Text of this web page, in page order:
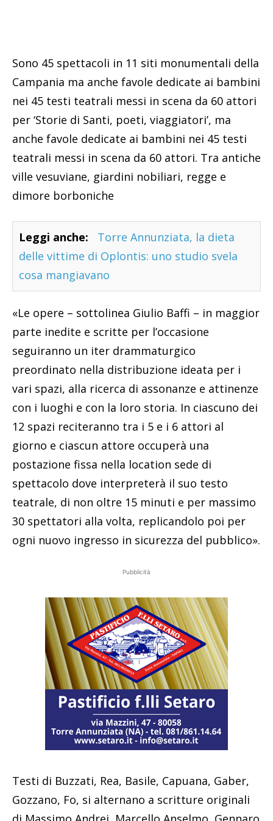
Sono 45 spettacoli in 11 siti monumentali della
Campania ma anche favole dedicate ai bambini
nei 45 testi teatrali messi in scena da 60 attori
per ‘Storie di Santi, poeti, viaggiatori’, ma
anche favole dedicate ai bambini nei 45 testi
teatrali messi in scena da 60 attori. Tra antiche
ville vesuviane, giardini nobiliari, regge e
dimore borboniche
Leggi anche:
Torre Annunziata, la dieta
delle vittime di Oplontis: uno studio svela
cosa mangiavano
«Le opere – sottolinea Giulio Baffi – in maggior
parte inedite e scritte per l’occasione
seguiranno un iter drammaturgico
preordinato nella distribuzione ideata per i
vari spazi, alla ricerca di assonanze e attinenze
con i luoghi e con la loro storia. In ciascuno dei
12 spazi reciteranno tra i 5 e i 6 attori al
giorno e ciascun attore occuperà una
postazione fissa nella location sede di
spettacolo dove interpreterà il suo testo
teatrale, di non oltre 15 minuti e per massimo
30 spettatori alla volta, replicandolo poi per
ogni nuovo ingresso in sicurezza del pubblico».
Pubblicità
Testi di Buzzati, Rea, Basile, Capuana, Gaber,
Gozzano, Fo, si alternano a scritture originali